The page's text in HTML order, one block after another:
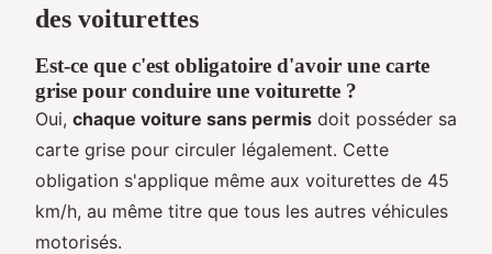
des voiturettes
Est-ce que c'est obligatoire d'avoir une carte
grise pour conduire une voiturette ?
Oui, chaque voiture sans permis doit posséder sa
carte grise pour circuler légalement. Cette
obligation s'applique même aux voiturettes de 45
km/h, au même titre que tous les autres véhicules
motorisés.